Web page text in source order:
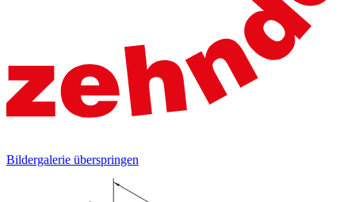
Bildergalerie überspringen